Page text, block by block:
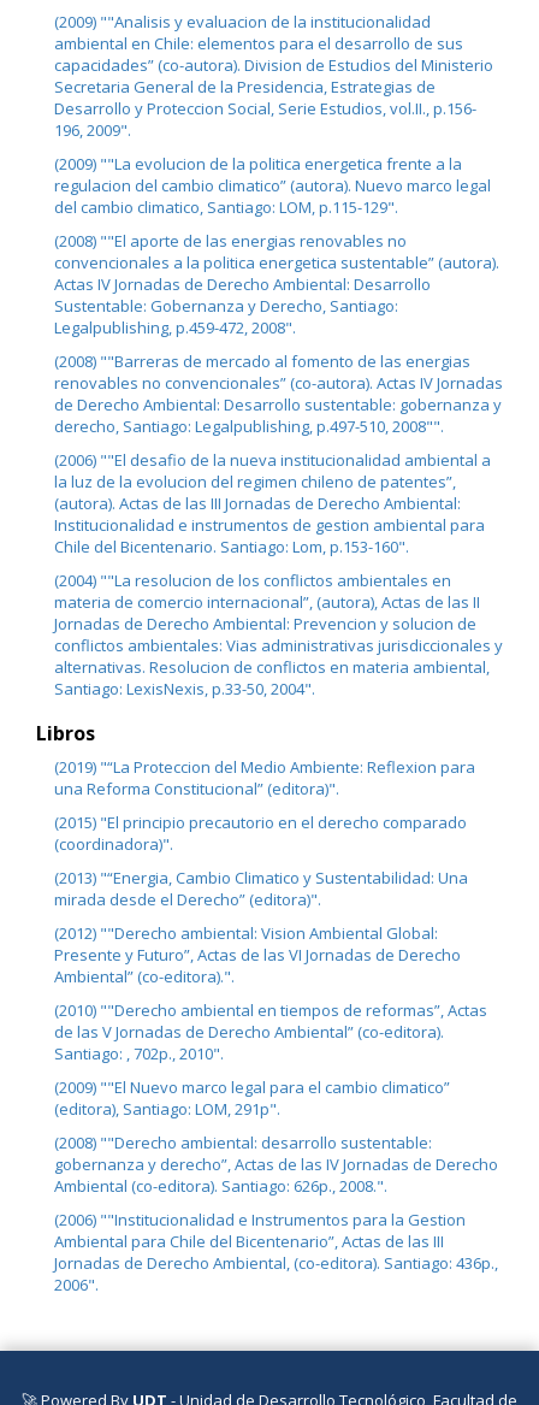
(2009) ""Analisis y evaluacion de la institucionalidad
ambiental en Chile: elementos para el desarrollo de sus
capacidades” (co-autora). Division de Estudios del Ministerio
Secretaria General de la Presidencia, Estrategias de
Desarrollo y Proteccion Social, Serie Estudios, vol.II., p.156-
196, 2009".
(2009) ""La evolucion de la politica energetica frente a la
regulacion del cambio climatico” (autora). Nuevo marco legal
del cambio climatico, Santiago: LOM, p.115-129".
(2008) ""El aporte de las energias renovables no
convencionales a la politica energetica sustentable” (autora).
Actas IV Jornadas de Derecho Ambiental: Desarrollo
Sustentable: Gobernanza y Derecho, Santiago:
Legalpublishing, p.459-472, 2008".
(2008) ""Barreras de mercado al fomento de las energias
renovables no convencionales” (co-autora). Actas IV Jornadas
de Derecho Ambiental: Desarrollo sustentable: gobernanza y
derecho, Santiago: Legalpublishing, p.497-510, 2008"".
(2006) ""El desafio de la nueva institucionalidad ambiental a
la luz de la evolucion del regimen chileno de patentes”,
(autora). Actas de las III Jornadas de Derecho Ambiental:
Institucionalidad e instrumentos de gestion ambiental para
Chile del Bicentenario. Santiago: Lom, p.153-160".
(2004) ""La resolucion de los conflictos ambientales en
materia de comercio internacional”, (autora), Actas de las II
Jornadas de Derecho Ambiental: Prevencion y solucion de
conflictos ambientales: Vias administrativas jurisdiccionales y
alternativas. Resolucion de conflictos en materia ambiental,
Santiago: LexisNexis, p.33-50, 2004".
Libros
(2019) "“La Proteccion del Medio Ambiente: Reflexion para
una Reforma Constitucional” (editora)".
(2015) "El principio precautorio en el derecho comparado
(coordinadora)".
(2013) "“Energia, Cambio Climatico y Sustentabilidad: Una
mirada desde el Derecho” (editora)".
(2012) ""Derecho ambiental: Vision Ambiental Global:
Presente y Futuro”, Actas de las VI Jornadas de Derecho
Ambiental” (co-editora).".
(2010) ""Derecho ambiental en tiempos de reformas”, Actas
de las V Jornadas de Derecho Ambiental” (co-editora).
Santiago: , 702p., 2010".
(2009) ""El Nuevo marco legal para el cambio climatico”
(editora), Santiago: LOM, 291p".
(2008) ""Derecho ambiental: desarrollo sustentable:
gobernanza y derecho”, Actas de las IV Jornadas de Derecho
Ambiental (co-editora). Santiago: 626p., 2008.".
(2006) ""Institucionalidad e Instrumentos para la Gestion
Ambiental para Chile del Bicentenario”, Actas de las III
Jornadas de Derecho Ambiental, (co-editora). Santiago: 436p.,
2006".
🚀 Powered By UDT - Unidad de Desarrollo Tecnológico, Facultad de